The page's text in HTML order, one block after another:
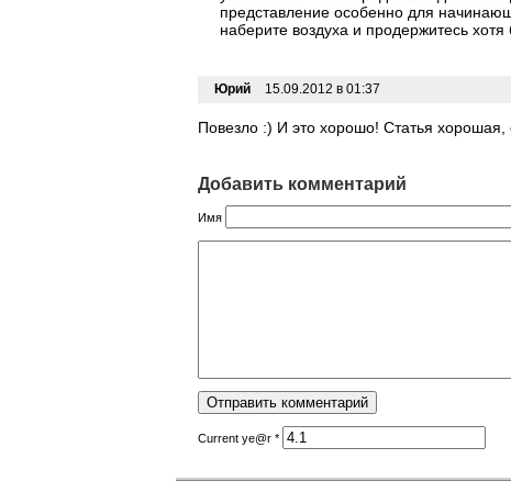
представление особенно для
наберите воздуха и продержитесь
Юрий 15.09.2012 в 01:37
Повезло :) И это хорошо! Статья хорошая,
Добавить комментарий
Имя
Current ye@r *